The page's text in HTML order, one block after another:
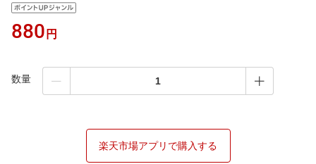
880 円
数量
楽天市場アプリで購入する